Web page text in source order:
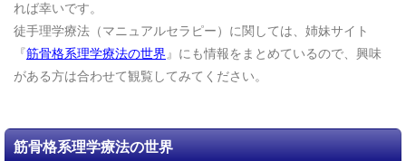
れば幸いです。
徒手理学療法（マニュアルセラピー）に関しては、姉妹サイト
『筋骨格系理学療法の世界』にも情報をまとめているので、興味
がある方は合わせて観覧してみてください。
筋骨格系理学療法の世界